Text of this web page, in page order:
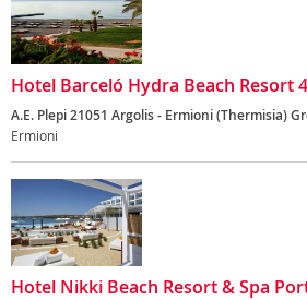
Hotel Barceló Hydra Beach Resort
A.E. Plepi 21051 Argolis - Ermioni (Thermisia)
Ermioni
Hotel Nikki Beach Resort & Spa